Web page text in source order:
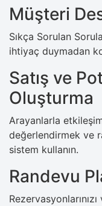
Müşteri
Sıkça Sorulan
ihtiyaç duymadan
Satış ve
Oluşturma
Arayanlarla
değerlendirmek ve
sistem kullanın.
Randevu